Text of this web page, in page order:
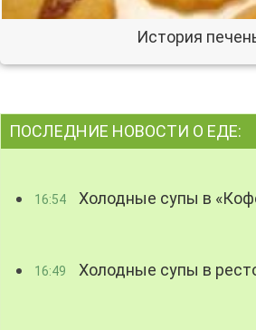
История
ПОСЛЕДНИЕ НОВОСТИ О ЕДЕ:
16:54 Холодные супы в
16:49 Холодные супы в